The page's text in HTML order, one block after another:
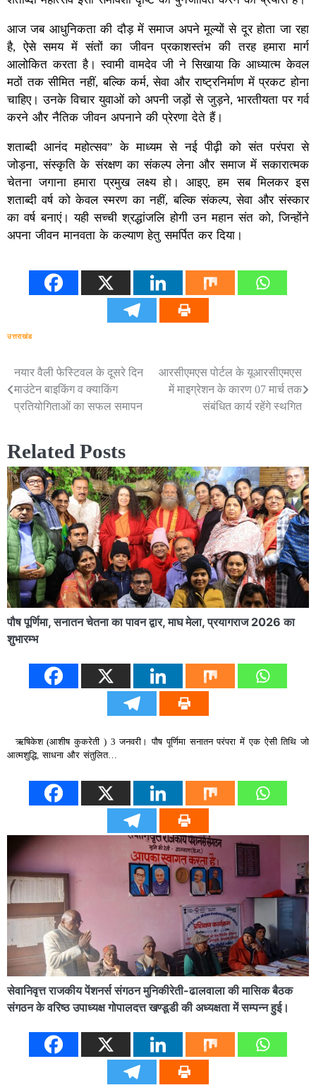
आज जब आधुनिकता की दौड़ में समाज अपने मूल्यों से दूर होता जा रहा
है, ऐसे समय में संतों का जीवन प्रकाशस्तंभ की तरह हमारा मार्ग
आलोकित करता है। स्वामी वामदेव जी ने सिखाया कि आध्यात्म केवल
मठों तक सीमित नहीं, बल्कि कर्म, सेवा और राष्ट्रनिर्माण में प्रकट होना
चाहिए। उनके विचार युवाओं को अपनी जड़ों से जुड़ने, भारतीयता पर गर्व
करने और नैतिक जीवन अपनाने की प्रेरणा देते हैं।
शताब्दी आनंद महोत्सव” के माध्यम से नई पीढ़ी को संत परंपरा से
जोड़ना, संस्कृति के संरक्षण का संकल्प लेना और समाज में सकारात्मक
चेतना जगाना हमारा प्रमुख लक्ष्य हो। आइए, हम सब मिलकर इस
शताब्दी वर्ष को केवल स्मरण का नहीं, बल्कि संकल्प, सेवा और संस्कार
का वर्ष बनाएं। यही सच्ची श्रद्धांजलि होगी उन महान संत को, जिन्होंने
अपना जीवन मानवता के कल्याण हेतु समर्पित कर दिया।
उत्तराखंड
Post
navigation
नयार वैली फेस्टिवल के दूसरे दिन
माउंटेन बाइकिंग व क्याकिंग
प्रतियोगिताओं का सफल समापन
आरसीएमएस पोर्टल के यूआरसीएमएस
में माइग्रेशन के कारण 07 मार्च तक
संबंधित कार्य रहेंगे स्थगित
Related Posts
पौष पूर्णिमा, सनातन चेतना का पावन द्वार, माघ मेला, प्रयागराज 2026 का
शुभारम्भ
ऋषिकेश (आशीष कुकरेती ) 3 जनवरी। पौष पूर्णिमा सनातन परंपरा में एक ऐसी तिथि जो
आत्मशुद्धि, साधना और संतुलित…
सेवानिवृत्त राजकीय पेंशनर्स संगठन मुनिकीरेती-ढालवाला की मासिक बैठक
संगठन के वरिष्ठ उपाध्यक्ष गोपालदत्त खण्डूडी की अध्यक्षता में सम्पन्न हुई।